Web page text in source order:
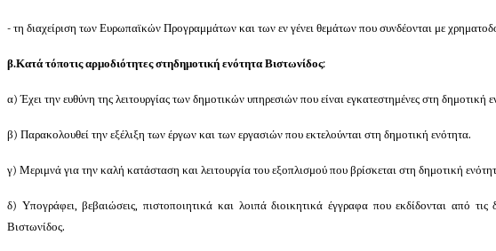
- τη διαχείριση των Ευρωπαϊκών Προγραμμάτων και των εν γένει θεμάτων που συνδέονται με
β.Κατά τόποτις αρμοδιότητες στηδημοτική ενότητα Βιστωνίδος:
α) Έχει την ευθύνη της λειτουργίας των δημοτικών υπηρεσιών που είναι εγκατεστημένες στη δημοτική
β) Παρακολουθεί την εξέλιξη των έργων και των εργασιών που εκτελούνται στη δημοτική ενότητα.
γ) Μεριμνά για την καλή κατάσταση και λειτουργία του εξοπλισμού που βρίσκεται στη δημοτική
δ) Υπογράφει, βεβαιώσεις, πιστοποιητικά και λοιπά διοικητικά έγγραφα που εκδίδονται από τις
Βιστωνίδος.